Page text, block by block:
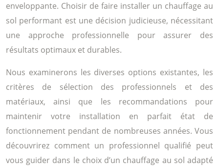
enveloppante. Choisir de faire installer un chauffage au
sol performant est une décision judicieuse, nécessitant
une approche professionnelle pour assurer des
résultats optimaux et durables.
Nous examinerons les diverses options existantes, les
critères de sélection des professionnels et des
matériaux, ainsi que les recommandations pour
maintenir votre installation en parfait état de
fonctionnement pendant de nombreuses années. Vous
découvrirez comment un professionnel qualifié peut
vous guider dans le choix d’un chauffage au sol adapté